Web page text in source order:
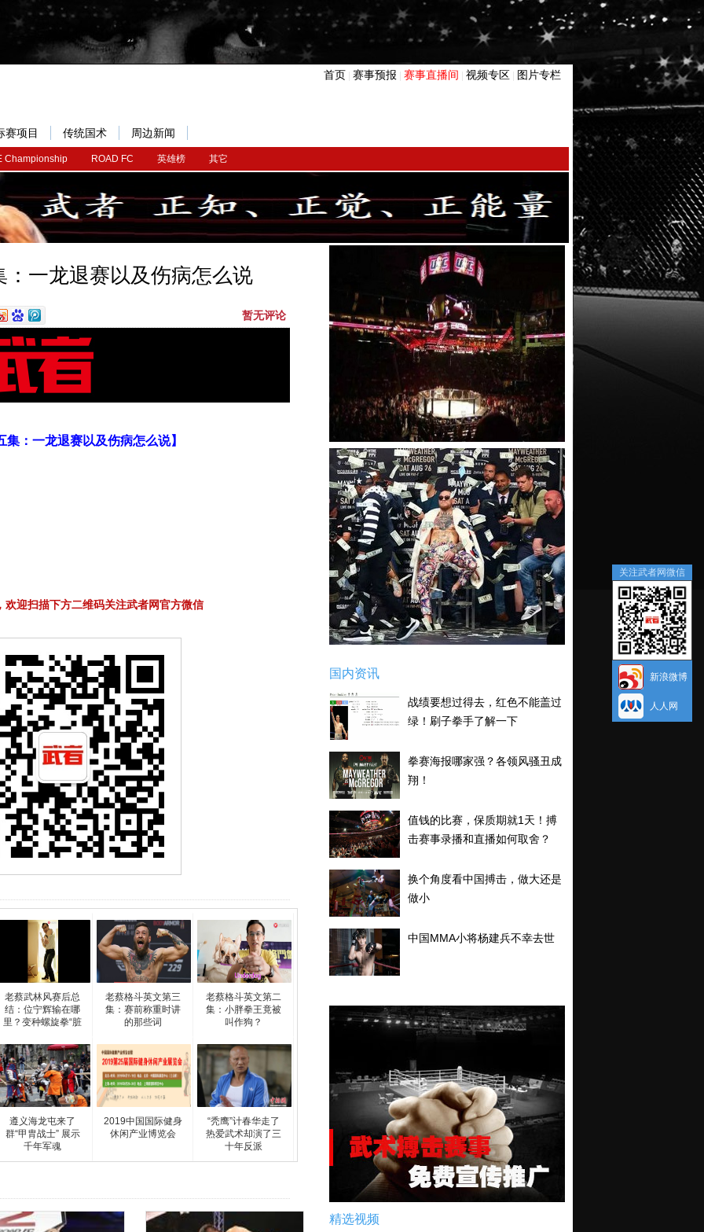
首页 赛事预报 赛事直播间 视频专区 图片专栏
Championship ROAD FC 英雄榜 其它
赛项目 传统国术 周边新闻
一龙退赛以及伤病怎么说
暂无评论
：一龙退赛以及伤病怎么说】
欢迎扫描下方二维码关注武者网官方微信
老蔡武林风赛后总
结：位宁辉输在哪
里？变种螺旋拳“脏
老蔡格斗英文第三
集：赛前称重时讲
的那些词
老蔡格斗英文第二
集：小胖拳王竟被
叫作狗？
遵义海龙屯来了
群“甲胄战士” 展示
千年军魂
2019中国国际健身
休闲产业博览会
“秃鹰”计春华走了
热爱武术却演了三
十年反派
国内资讯
战绩要想过得去，红色不能盖过
绿！刷子拳手了解一下
拳赛海报哪家强？各领风骚丑成
翔！
值钱的比赛，保质期就1天！搏
击赛事录播和直播如何取舍？
换个角度看中国搏击，做大还是
做小
中国MMA小将杨建兵不幸去世
精选视频
关注武者网微信
新浪微博
人人网